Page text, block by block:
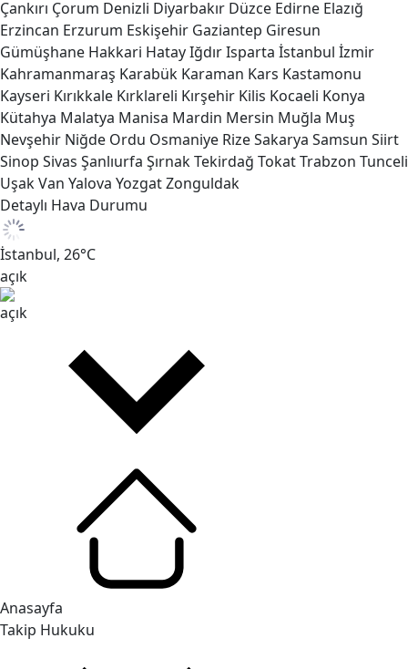
Çankırı Çorum Denizli Diyarbakır Düzce Edirne Elazığ
Erzincan Erzurum Eskişehir Gaziantep Giresun
Gümüşhane Hakkari HatayIğdırIsparta İstanbul İzmir
Kahramanmaraş Karabük Karaman Kars Kastamonu
Kayseri Kırıkkale Kırklareli Kırşehir Kilis Kocaeli Konya
Kütahya Malatya Manisa Mardin Mersin Muğla Muş
Nevşehir Niğde Ordu Osmaniye RizeSakarya Samsun Siirt
Sinop Sivas Şanlıurfa ŞırnakTekirdağ TokatTrabzon Tunceli
UşakVan Yalova YozgatZonguldak
Detaylı Hava Durumu
İstanbul, 26°C
açık
Anasayfa
Takip Hukuku